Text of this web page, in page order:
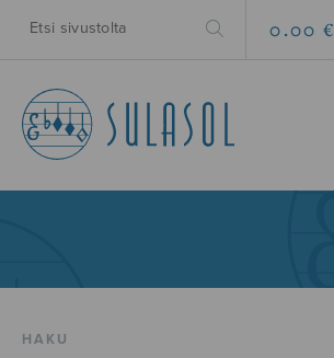
0.00 €
HAKU